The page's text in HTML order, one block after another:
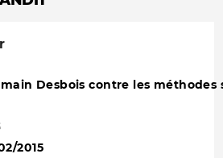
Desbois contre les méthodes
2015